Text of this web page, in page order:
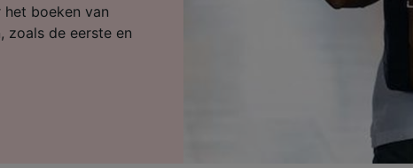
boeken van
zoals de eerste en